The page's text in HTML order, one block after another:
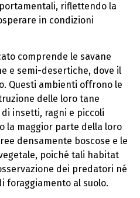
riflettendo la
in condizioni
comprende le savane
e semi-desertiche, dove il
Questi ambienti offrono le
delle loro tane
insetti, ragni e piccoli
la maggior parte della loro
densamente boscose e le
poiché tali habitat
dei predatori né
foraggiamento al suolo.